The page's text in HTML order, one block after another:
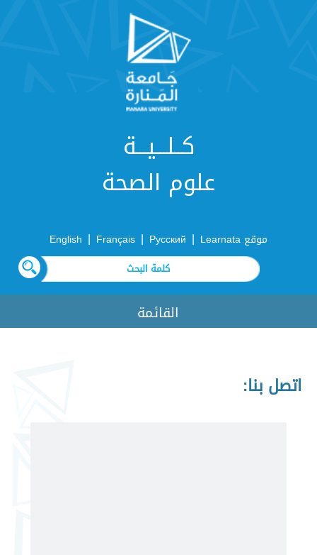
كــلـــيـــة
علوم الصحة
موقع Learnata |
Русский
|
Français
|
English
القائمة
اتصل بنا: